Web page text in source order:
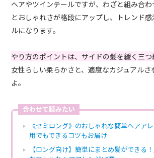
ヘアやツインテールですが、わざと組み合
とおしゃれさが格段にアップし、トレンド
ルになります。
やり方のポイントは、サイドの髪を緩く三つ
女性らしい柔らかさと、適度なカジュアルさ
よ。
合わせて読みたい
《セミロング》のおしゃれな簡単ヘアア
用でもできるコツもお届け
【ロング向け】簡単にまとめ髪ができる